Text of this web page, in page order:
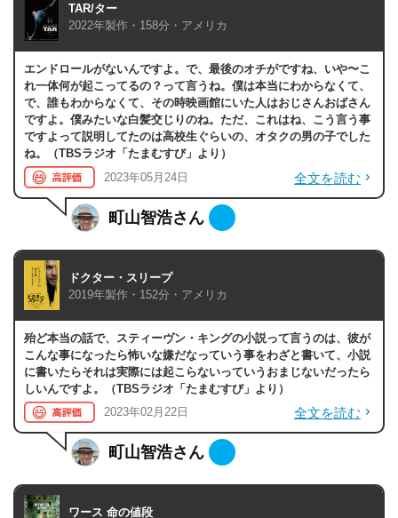
TAR/ター
2022年製作・158分・アメリカ
エンドロールがないんですよ。で、最後のオチがですね、いや〜こ
れ一体何が起こってるの？って言うね。僕は本当にわからなくて、
で、誰もわからなくて、その時映画館にいた人はおじさんおばさん
ですよ。僕みたいな白髪交じりのね。ただ、これはね、こう言う事
ですよって説明してたのは高校生ぐらいの、オタクの男の子でした
ね。（TBSラジオ「たまむすび」より）
2023年05月24日
全文を読む
町山智浩さん
ドクター・スリープ
2019年製作・152分・アメリカ
殆ど本当の話で、スティーヴン・キングの小説って言うのは、彼が
こんな事になったら怖いな嫌だなっていう事をわざと書いて、小説
に書いたらそれは実際には起こらないっていうおまじないだったら
しいんですよ。（TBSラジオ「たまむすび」より）
2023年02月22日
全文を読む
町山智浩さん
ワース 命の値段